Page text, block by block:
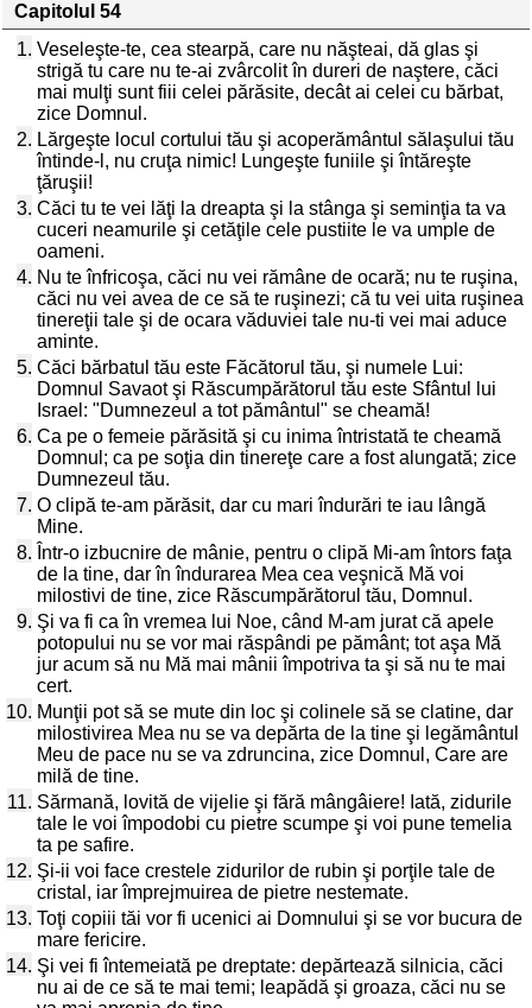
Capitolul 54
1. Veseleşte-te, cea stearpă, care nu năşteai, dă glas şi
strigă tu care nu te-ai zvârcolit în dureri de naştere, căci
mai mulţi sunt fiii celei părăsite, decât ai celei cu bărbat,
zice Domnul.
2. Lărgeşte locul cortului tău şi acoperământul sălaşului tău
întinde-l, nu cruţa nimic! Lungeşte funiile şi întăreşte
ţăruşii!
3. Căci tu te vei lăţi la dreapta şi la stânga şi seminţia ta va
cuceri neamurile şi cetăţile cele pustiite le va umple de
oameni.
4. Nu te înfricoşa, căci nu vei rămâne de ocară; nu te ruşina,
căci nu vei avea de ce să te ruşinezi; că tu vei uita ruşinea
tinereţii tale şi de ocara văduviei tale nu-ti vei mai aduce
aminte.
5. Căci bărbatul tău este Făcătorul tău, şi numele Lui:
Domnul Savaot şi Răscumpărătorul tău este Sfântul lui
Israel: "Dumnezeul a tot pământul" se cheamă!
6. Ca pe o femeie părăsită şi cu inima întristată te cheamă
Domnul; ca pe soţia din tinereţe care a fost alungată; zice
Dumnezeul tău.
7. O clipă te-am părăsit, dar cu mari îndurări te iau lângă
Mine.
8. Într-o izbucnire de mânie, pentru o clipă Mi-am întors faţa
de la tine, dar în îndurarea Mea cea veşnică Mă voi
milostivi de tine, zice Răscumpărătorul tău, Domnul.
9. Şi va fi ca în vremea lui Noe, când M-am jurat că apele
potopului nu se vor mai răspândi pe pământ; tot aşa Mă
jur acum să nu Mă mai mânii împotriva ta şi să nu te mai
cert.
10. Munţii pot să se mute din loc şi colinele să se clatine, dar
milostivirea Mea nu se va depărta de la tine şi legământul
Meu de pace nu se va zdruncina, zice Domnul, Care are
milă de tine.
11. Sărmană, lovită de vijelie şi fără mângâiere! Iată, zidurile
tale le voi împodobi cu pietre scumpe şi voi pune temelia
ta pe safire.
12. Şi-ii voi face crestele zidurilor de rubin şi porţile tale de
cristal, iar împrejmuirea de pietre nestemate.
13. Toţi copiii tăi vor fi ucenici ai Domnului şi se vor bucura de
mare fericire.
14. Şi vei fi întemeiată pe dreptate: depărtează silnicia, căci
nu ai de ce să te mai temi; leapădă şi groaza, căci nu se